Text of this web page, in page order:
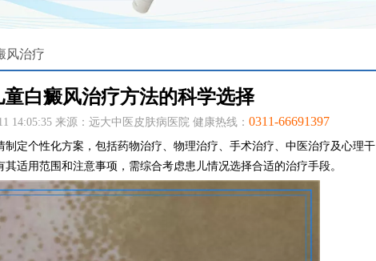
风治疗
童白癜风治疗方法的科学选择
14:05:35 来源：远大中医皮肤病医院 健康热线： 0311-66691397
制定个性化方案，包括药物治疗、物理治疗、手术治疗、中医治疗及心理干
适用范围和注意事项，需综合考虑患儿情况选择合适的治疗手段。